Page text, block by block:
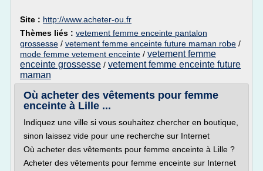
Site : http://www.acheter-ou.fr
Thèmes liés : vetement femme enceinte pantalon
grossesse / vetement femme enceinte future maman robe /
mode femme vetement enceinte / vetement femme
enceinte grossesse / vetement femme enceinte future
maman
Où acheter des vêtements pour femme
enceinte à Lille ...
Indiquez une ville si vous souhaitez chercher en boutique,
sinon laissez vide pour une recherche sur Internet
Où acheter des vêtements pour femme enceinte à Lille ?
Acheter des vêtements pour femme enceinte sur Internet